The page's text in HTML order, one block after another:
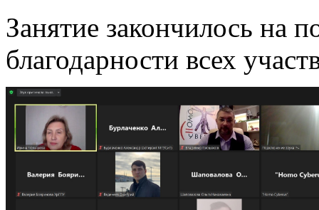
Занятие закончилось на
благодарности всех